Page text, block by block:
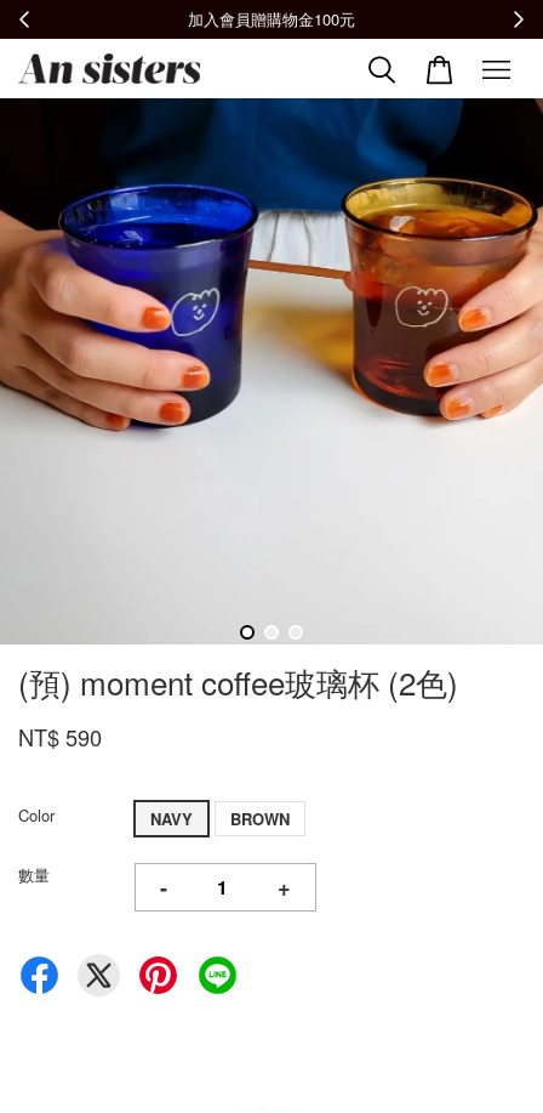
全館滿2000免運📦
(預) moment coffee玻璃杯 (2色)
NT$ 590
Color NAVY BROWN
數量 - +